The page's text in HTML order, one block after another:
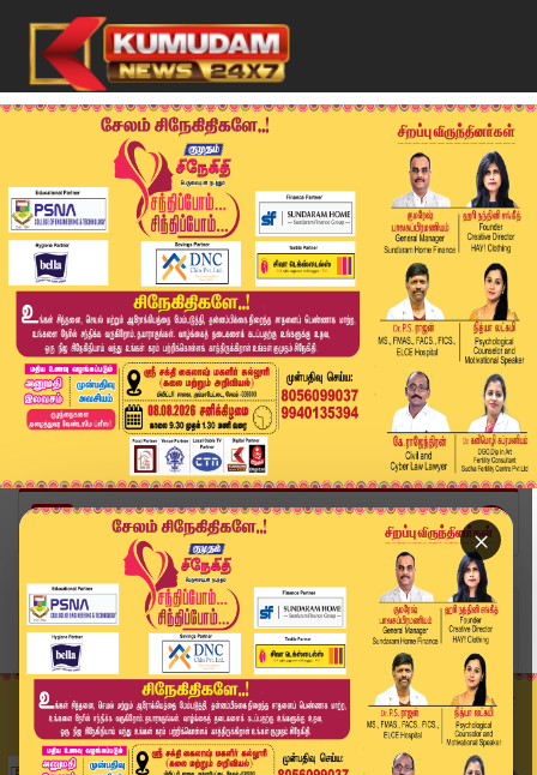
×
Home
வீடியோ ஸ்டோரி
Weather Update | எந்த மாவட்டங்களுக்கு கனமழை ஏச்...